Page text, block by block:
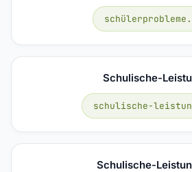
Schulische-
schulische-
Schulische-